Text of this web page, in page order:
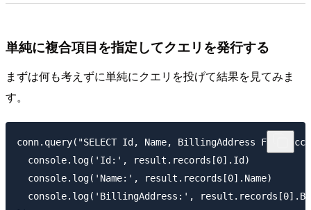
単純に複合項目を指定してクエリを発行する
まずは何も考えずに単純にクエリを投げて結果を見てみま
す。
conn.query("SELECT Id, Name, BillingAddress
  console.log('Id:', result.records[0].Id)
  console.log('Name:', result.records[0].Name)
console.log('BillingAddress:',